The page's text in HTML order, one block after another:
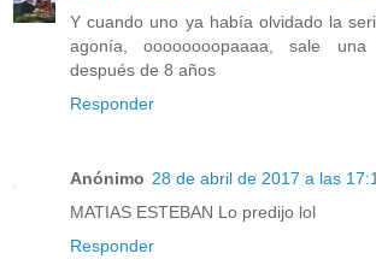
Y cuando uno ya había olvidado la
agonía, oooooooopaaaa, sale una
después de 8 años
Responder
Anónimo 28 de abril de 2017 a las
MATIAS ESTEBAN Lo predijo lol
Responder